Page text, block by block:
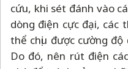
cứu, khi sét đánh vào
dòng điện cực đại, các
thể chịu được cường độ
Do đó, nên rút điện